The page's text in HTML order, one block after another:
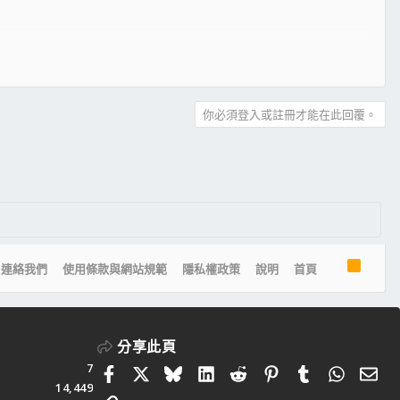
你必須登入或註冊才能在此回覆。
連絡我們 使用條款與網站規範 隱私權政策 說明 首頁
S
7
14,449
分享此頁
FacebookBlueskyLinkedIn
RedditPinterestTumblr 電